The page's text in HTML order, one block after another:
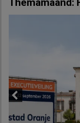
Themamaand: